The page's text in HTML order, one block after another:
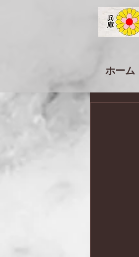
ホーム